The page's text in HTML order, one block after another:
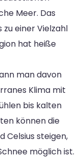
Meer. Das
zu einer Vielzahl
hat heiße
man davon
Klima mit
bis kalten
können die
Celsius steigen,
möglich ist.